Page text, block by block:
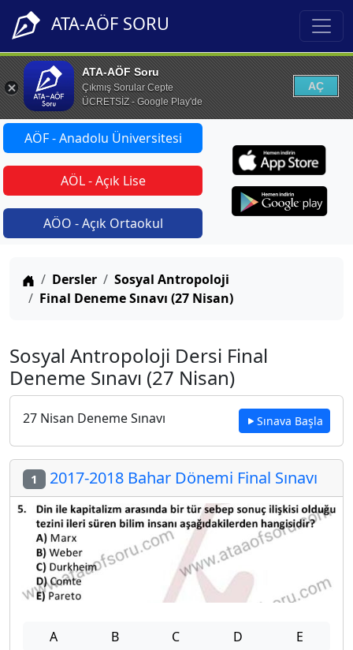
ATA-AÖF SORU
ATA-AÖF Soru
Çıkmış Sorular Cepte
ÜCRETSİZ - Google Play'de
AÇ
AÖF - Anadolu Üniversitesi
AÖL - Açık Lise
AÖO - Açık Ortaokul
Anasayfa
Dersler
Sosyal Antropoloji
Final Deneme Sınavı (27 Nisan)
Sosyal Antropoloji Dersi Final
Deneme Sınavı (27 Nisan)
27 Nisan Deneme Sınavı Sınava Başla
1 2017-2018 Bahar Dönemi Final Sınavı
A B C D E